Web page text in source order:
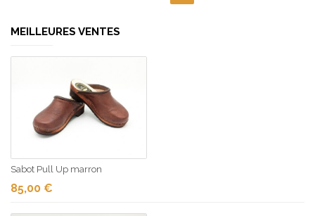
MEILLEURES VENTES
Sabot Pull Up marron
85,00 €